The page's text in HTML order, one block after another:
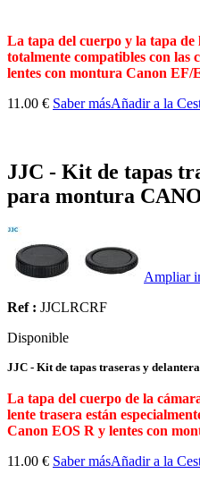
La tapa del cuerpo y la tapa
totalmente compatibles con las
lentes con montura Canon EF/
11.00 € Saber másAñadir a la
JJC - Kit de tapas
para montura
Ampliar
Ref : JJCLRCRF
Disponible
JJC - Kit de tapas traseras y
La tapa del cuerpo de la
lente trasera están
Canon EOS R y lentes con
11.00 € Saber másAñadir a la